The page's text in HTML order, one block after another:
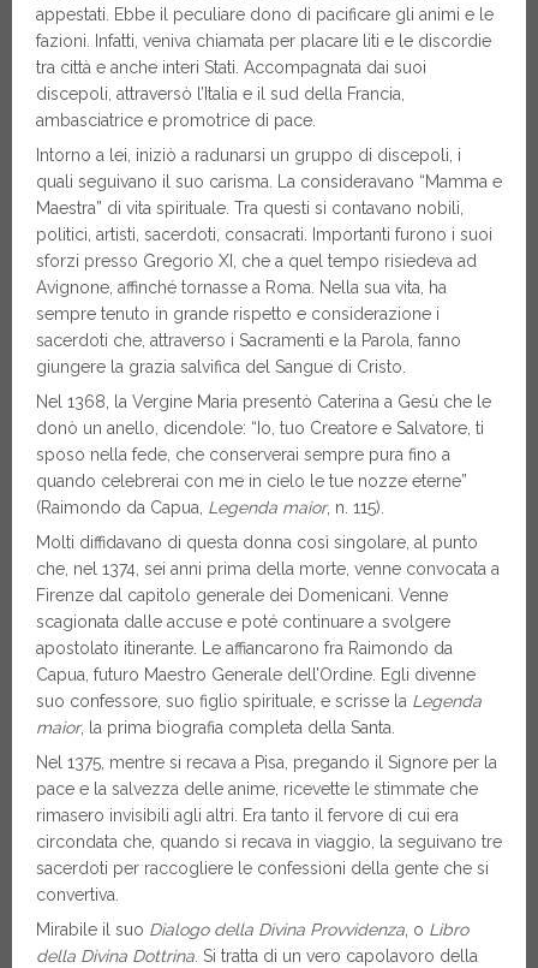
appestati. Ebbe il peculiare dono di pacificare gli animi e le
fazioni. Infatti, veniva chiamata per placare liti e le discordie
tra città e anche interi Stati. Accompagnata dai suoi
discepoli, attraversò l’Italia e il sud della Francia,
ambasciatrice e promotrice di pace.
Intorno a lei, iniziò a radunarsi un gruppo di discepoli, i
quali seguivano il suo carisma. La consideravano “Mamma e
Maestra” di vita spirituale. Tra questi si contavano nobili,
politici, artisti, sacerdoti, consacrati. Importanti furono i suoi
sforzi presso Gregorio XI, che a quel tempo risiedeva ad
Avignone, affinché tornasse a Roma. Nella sua vita, ha
sempre tenuto in grande rispetto e considerazione i
sacerdoti che, attraverso i Sacramenti e la Parola, fanno
giungere la grazia salvifica del Sangue di Cristo.
Nel 1368, la Vergine Maria presentò Caterina a Gesù che le
donò un anello, dicendole: “Io, tuo Creatore e Salvatore, ti
sposo nella fede, che conserverai sempre pura fino a
quando celebrerai con me in cielo le tue nozze eterne”
(Raimondo da Capua, Legenda maior, n. 115).
Molti diffidavano di questa donna così singolare, al punto
che, nel 1374, sei anni prima della morte, venne convocata a
Firenze dal capitolo generale dei Domenicani. Venne
scagionata dalle accuse e poté continuare a svolgere
apostolato itinerante. Le affiancarono fra Raimondo da
Capua, futuro Maestro Generale dell’Ordine. Egli divenne
suo confessore, suo figlio spirituale, e scrisse la Legenda
maior, la prima biografia completa della Santa.
Nel 1375, mentre si recava a Pisa, pregando il Signore per la
pace e la salvezza delle anime, ricevette le stimmate che
rimasero invisibili agli altri. Era tanto il fervore di cui era
circondata che, quando si recava in viaggio, la seguivano tre
sacerdoti per raccogliere le confessioni della gente che si
convertiva.
Mirabile il suo Dialogo della Divina Provvidenza, o Libro
della Divina Dottrina. Si tratta di un vero capolavoro della